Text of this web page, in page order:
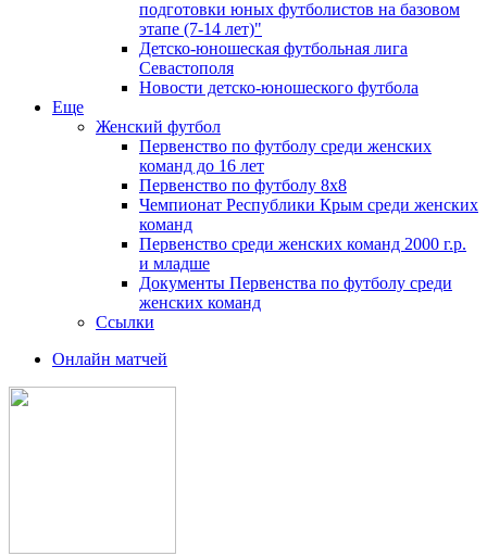
подготовки юных футболистов на базовом
этапе (7-14 лет)"
Детско-юношеская футбольная лига
Севастополя
Новости детско-юношеского футбола
Еще
Женский футбол
Первенство по футболу среди женских
команд до 16 лет
Первенство по футболу 8х8
Чемпионат Республики Крым среди женских
команд
Первенство среди женских команд 2000 г.р.
и младше
Документы Первенства по футболу среди
женских команд
Ссылки
Онлайн матчей